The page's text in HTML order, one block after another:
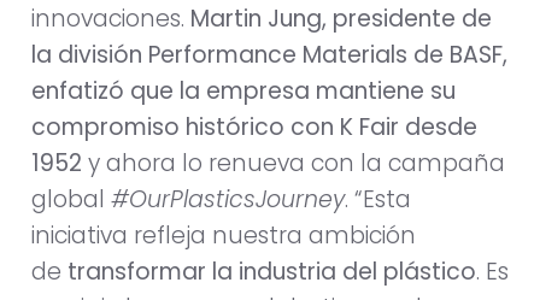
innovaciones. Martin Jung, presidente de
la división Performance Materials de BASF,
enfatizó que la empresa mantiene su
compromiso histórico con K Fair desde
1952 y ahora lo renueva con la campaña
global #OurPlasticsJourney. “Esta
iniciativa refleja nuestra ambición
de transformar la industria del plástico. Es